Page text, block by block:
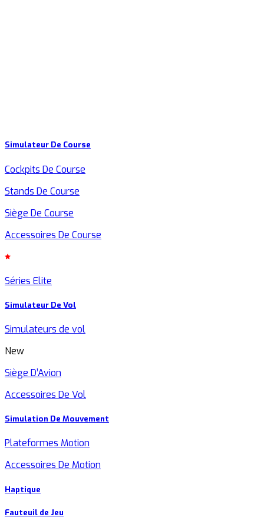
Simulateur De Course
Cockpits De Course
Stands De Course
Siège De Course
Accessoires De Course
Séries Elite
Simulateur De Vol
Simulateurs de vol
New
Siège D’Avion
Accessoires De Vol
Simulation De Mouvement
Plateformes Motion
Accessoires De Motion
Haptique
Fauteuil de Jeu